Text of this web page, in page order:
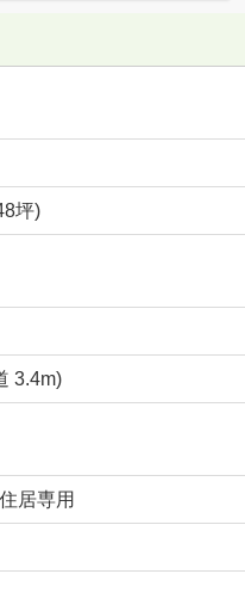
坪)
3.4m)
居専用